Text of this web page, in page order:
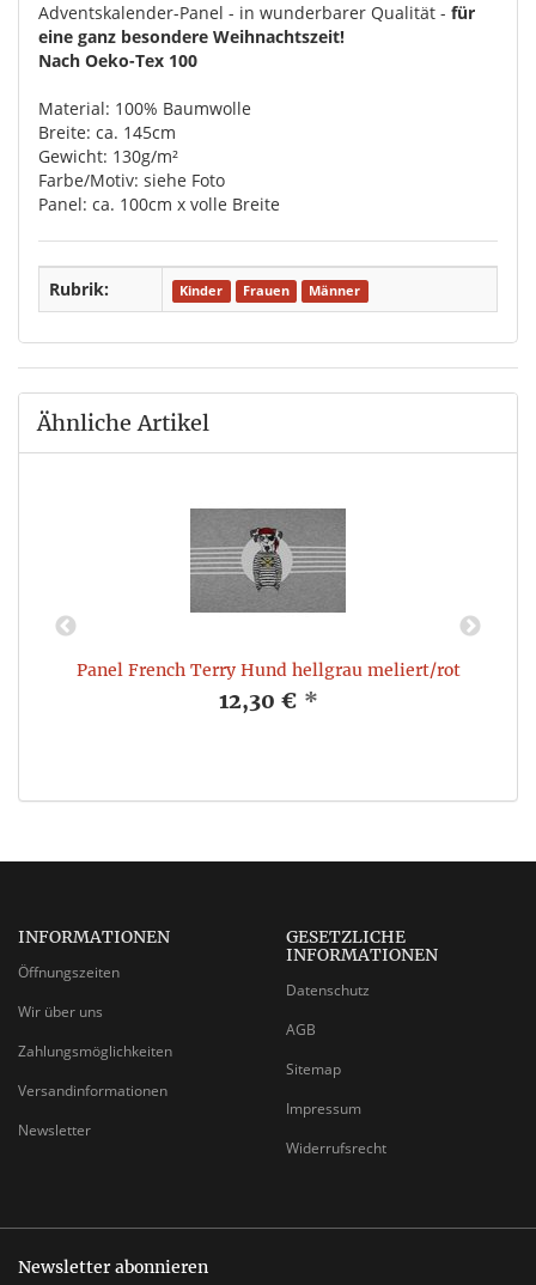
Adventskalender-Panel - in wunderbarer Qualität - für
eine ganz besondere Weihnachtszeit!
Nach Oeko-Tex 100
Material: 100% Baumwolle
Breite: ca. 145cm
Gewicht: 130g/m²
Farbe/Motiv: siehe Foto
Panel: ca. 100cm x volle Breite
Rubrik: Kinder Frauen Männer
Ähnliche Artikel
Panel French Terry Hund hellgrau meliert/rot
12,30 € *
INFORMATIONEN
Öffnungszeiten
Wir über uns
Zahlungsmöglichkeiten
Versandinformationen
Newsletter
GESETZLICHE
INFORMATIONEN
Datenschutz
AGB
Sitemap
Impressum
Widerrufsrecht
Newsletter abonnieren